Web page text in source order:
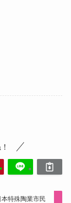
特殊陶業市民